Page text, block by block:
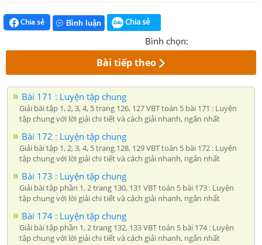
Chia sẻ Bình luận Chia sẻ
Bình chọn:
Bài tiếp theo
Bài 171 : Luyện tập chung
Giải bài tập 1, 2, 3, 4, 5 trang 126, 127 VBT toán 5 bài 171 : Luyện
tập chung với lời giải chi tiết và cách giải nhanh, ngắn nhất
Bài 172 : Luyện tập chung
Giải bài tập 1, 2, 3, 4, 5 trang 128, 129 VBT toán 5 bài 172 : Luyện
tập chung với lời giải chi tiết và cách giải nhanh, ngắn nhất
Bài 173 : Luyện tập chung
Giải bài tập phần 1, 2 trang 130, 131 VBT toán 5 bài 173 : Luyện
tập chung với lời giải chi tiết và cách giải nhanh, ngắn nhất
Bài 174 : Luyện tập chung
Giải bài tập phần 1, 2 trang 132, 133 VBT toán 5 bài 174 : Luyện
tập chung với lời giải chi tiết và cách giải nhanh, ngắn nhất